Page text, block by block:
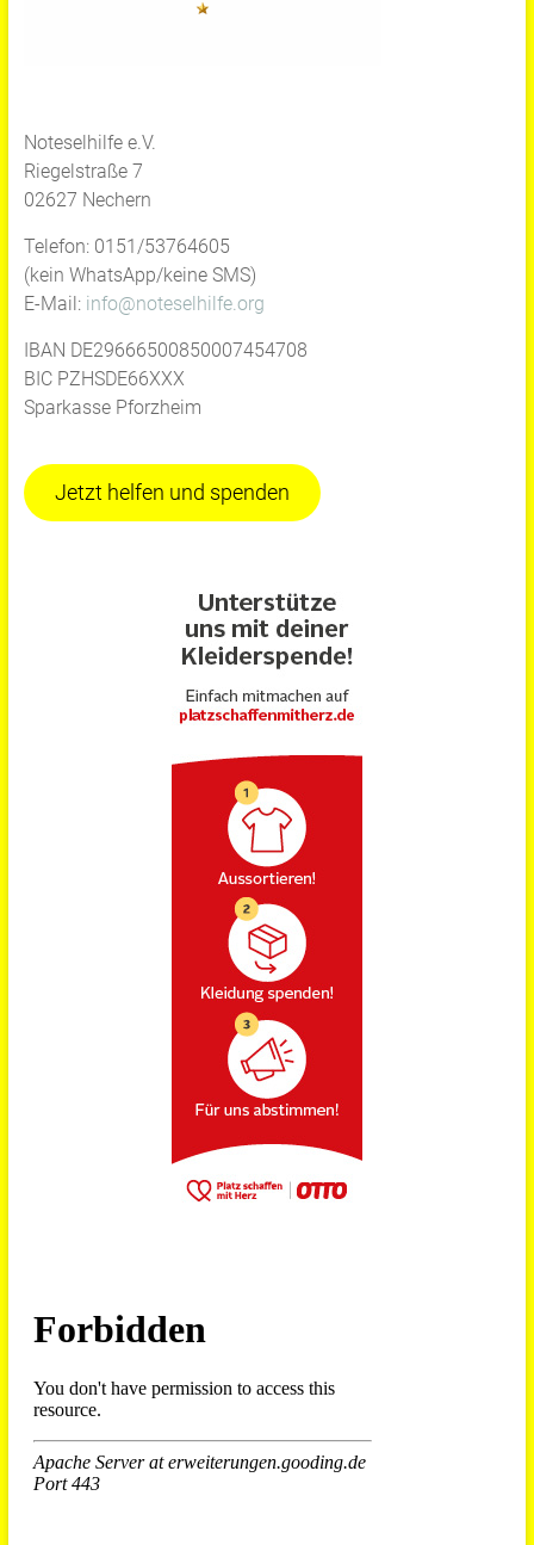
Noteselhilfe e.V.
Riegelstraße 7
02627 Nechern
Telefon: 0151/53764605
(kein WhatsApp/keine SMS)
E-Mail: info@noteselhilfe.org
IBAN DE29666500850007454708
BIC PZHSDE66XXX
Sparkasse Pforzheim
Jetzt helfen und spenden